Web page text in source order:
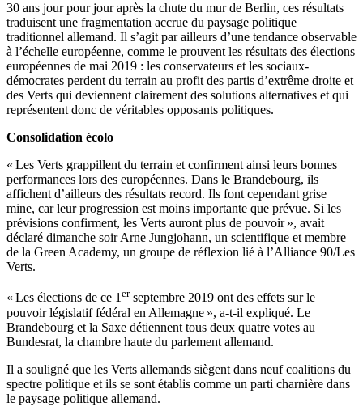
30 ans jour pour jour après la chute du mur de Berlin, ces résultats
traduisent une fragmentation accrue du paysage politique
traditionnel allemand. Il s’agit par ailleurs d’une tendance observable
à l’échelle européenne, comme le prouvent les résultats des élections
européennes de mai 2019 : les conservateurs et les sociaux-
démocrates perdent du terrain au profit des partis d’extrême droite et
des Verts qui deviennent clairement des solutions alternatives et qui
représentent donc de véritables opposants politiques.
Consolidation écolo
« Les Verts grappillent du terrain et confirment ainsi leurs bonnes
performances lors des européennes. Dans le Brandebourg, ils
affichent d’ailleurs des résultats record. Ils font cependant grise
mine, car leur progression est moins importante que prévue. Si les
prévisions confirment, les Verts auront plus de pouvoir », avait
déclaré dimanche soir Arne Jungjohann, un scientifique et membre
de la Green Academy, un groupe de réflexion lié à l’Alliance 90/Les
Verts.
« Les élections de ce 1erseptembre 2019 ont des effets sur le
pouvoir législatif fédéral en Allemagne », a-t-il expliqué. Le
Brandebourg et la Saxe détiennent tous deux quatre votes au
Bundesrat, la chambre haute du parlement allemand.
Il a souligné que les Verts allemands siègent dans neuf coalitions du
spectre politique et ils se sont établis comme un parti charnière dans
le paysage politique allemand.